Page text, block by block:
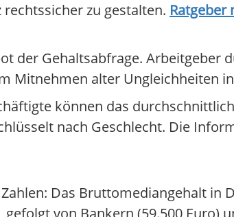
zu gestalten.
der Gehaltsabfrage. Arbeitgeber
Mitnehmen alter Ungleichheiten in
können das
nach Geschlecht. Die
Das Bruttomediangehalt in